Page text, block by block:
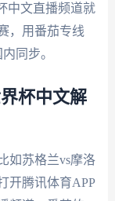
中文直播频道就
，用番茄专线
同步。
杯中文解
如苏格兰vs摩洛
开腾讯体育APP